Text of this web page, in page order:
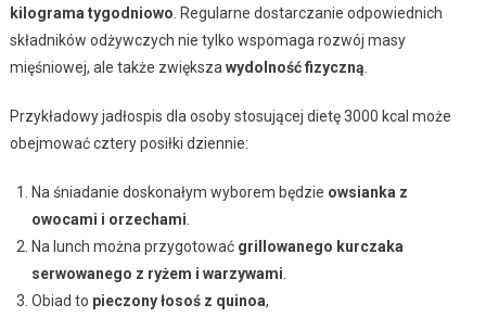
kilograma tygodniowo . Regularne dostarczanie odpowiednich
składników odżywczych nie tylko wspomaga rozwój masy
mięśniowej, ale także zwiększa wydolność fizyczną
Przykładowy jadłospis dla osoby stosującej dietę 3000 kcal może
obejmować cztery posiłki dziennie:
Na śniadanie doskonałym wyborem będzie owsianka z
owocami i orzechami
Na lunch można przygotować grillowanego kurczaka
serwowanego z ryżem i warzywami
Obiad to pieczony łosoś z quinoa,